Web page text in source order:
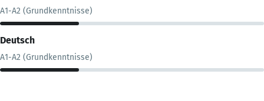
A1-A2 (Grundkenntnisse)
Deutsch
A1-A2 (Grundkenntnisse)